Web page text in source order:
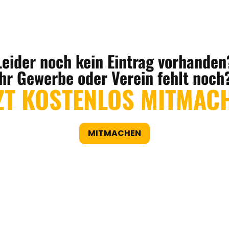
noch kein Eintrag
Gewerbe oder Verein fehlt
KOSTENLOS
MITMACHEN